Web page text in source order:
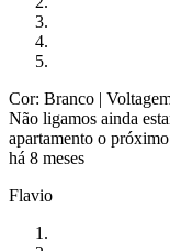
Cor: Branco |
Não ligamos ainda
apartamento o
há 8 meses
Flavio